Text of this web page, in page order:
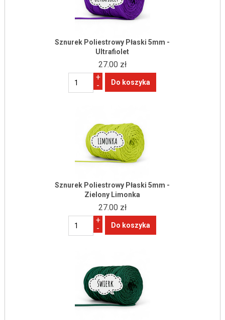
Sznurek Poliestrowy Płaski 5mm -
Ultrafiolet
27.00 zł
+
-
Sznurek Poliestrowy Płaski 5mm -
Zielony Limonka
27.00 zł
+
-